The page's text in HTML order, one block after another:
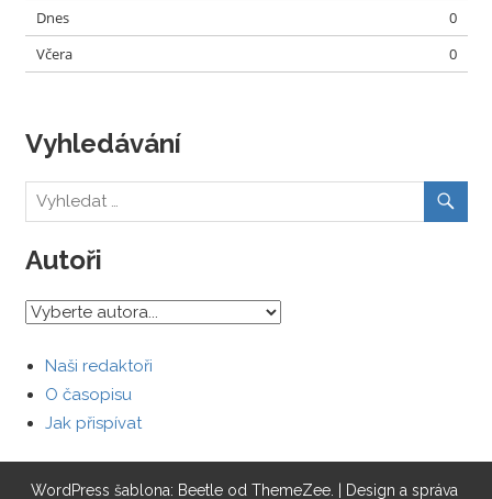
Dnes
0
Včera
0
Vyhledávání
Autoři
Naši redaktoři
O časopisu
Jak přispívat
WordPress šablona: Beetle od ThemeZee. | Design a správa